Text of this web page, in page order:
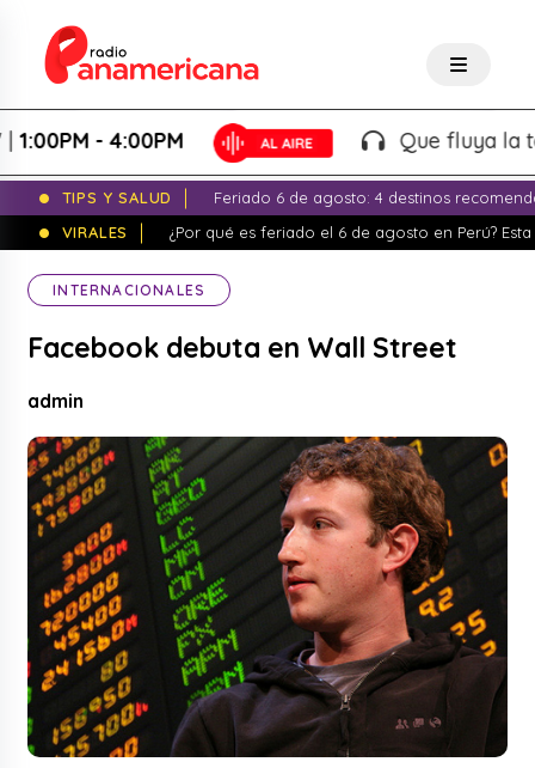
- 4:00PM Que fluya la
TIPS Y SALUD
Feriado 6 de agosto: 4 destinos
VIRALES
¿Por qué es feriado el 6 de agosto en Perú?
INTERNACIONALES
Facebook debuta en Wall Street
admin